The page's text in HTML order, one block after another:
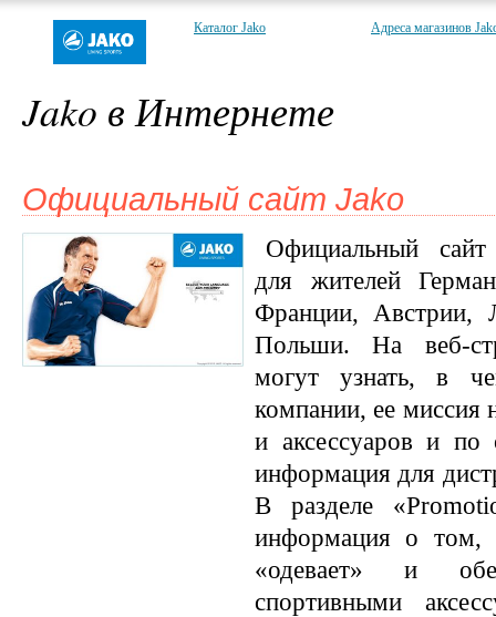
Каталог Jako Адреса магазинов
Jako в Интернете
Официальный сайт Jako
Официальный сайт
для жителей
Франции, Австрии,
Польши. На веб-
могут узнать, в
компании, ее миссия
и аксессуаров и
информация для
В разделе
информация о том,
«одевает» и
спортивными